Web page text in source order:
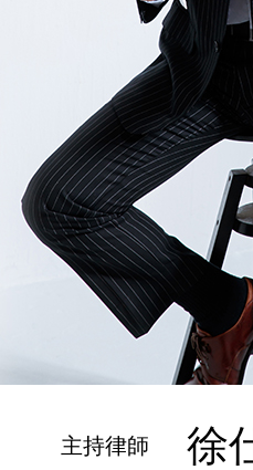
主持律師 徐